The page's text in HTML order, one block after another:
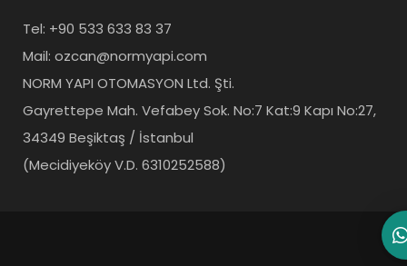
Tel: +90 533 633 83 37
Mail: ozcan@normyapi.com
NORM YAPI OTOMASYON Ltd. Şti.
Gayrettepe Mah. Vefabey Sok. No:7 Kat:9 Kapı No:27,
34349 Beşiktaş / İstanbul
(Mecidiyeköy V.D. 6310252588)